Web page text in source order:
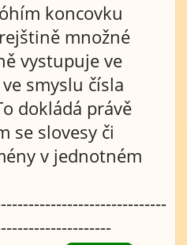
koncovku
množné
vystupuje ve
smyslu čísla
dokládá právě
se slovesy či
v jednotném